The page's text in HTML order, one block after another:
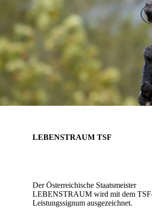
LEBENSTRAUM TSF
Der Österreichische Staatsmeister
LEBENSTRAUM wird mit dem
Leistungssignum ausgezeichnet.